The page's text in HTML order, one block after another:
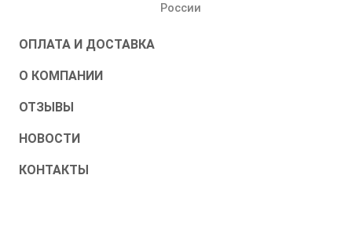
России
ОПЛАТА И ДОСТАВКА
О КОМПАНИИ
ОТЗЫВЫ
НОВОСТИ
КОНТАКТЫ